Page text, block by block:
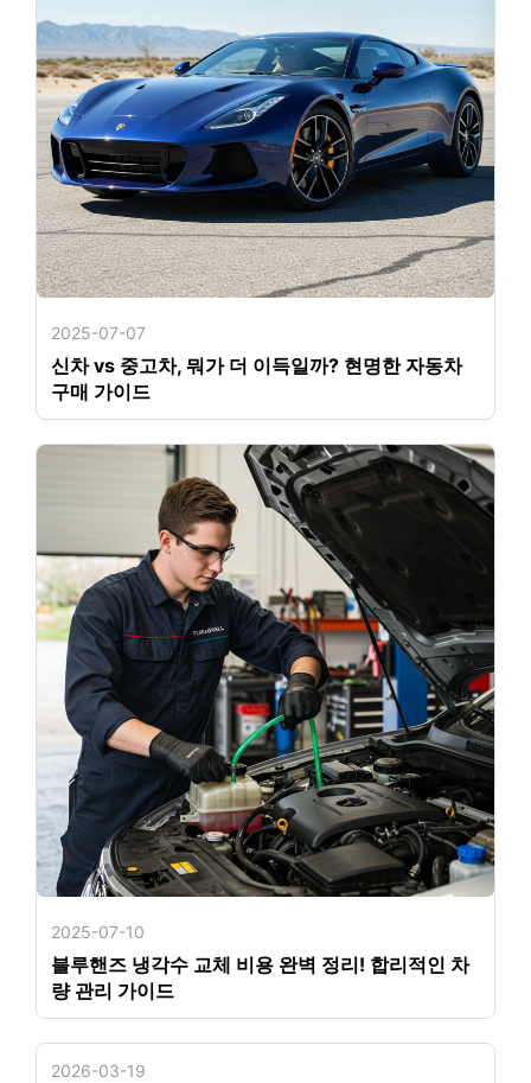
2025-07-07
신차 vs 중고차, 뭐가 더 이득일까? 현명한 자동차
구매 가이드
2025-07-10
블루핸즈 냉각수 교체 비용 완벽 정리! 합리적인 차
량 관리 가이드
2026-03-19